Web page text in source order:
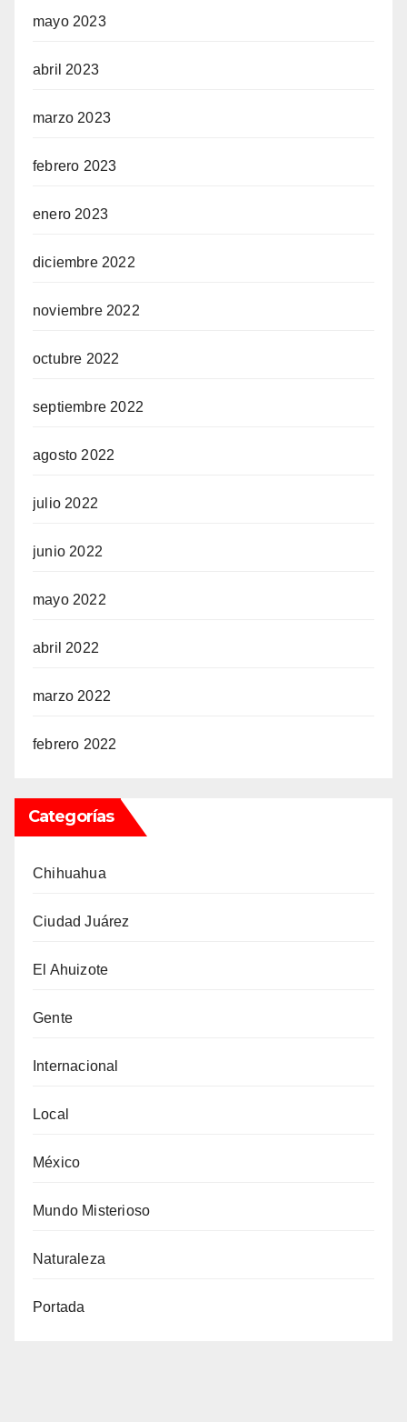
mayo 2023
abril 2023
marzo 2023
febrero 2023
enero 2023
diciembre 2022
noviembre 2022
octubre 2022
septiembre 2022
agosto 2022
julio 2022
junio 2022
mayo 2022
abril 2022
marzo 2022
febrero 2022
Categorías
Chihuahua
Ciudad Juárez
El Ahuizote
Gente
Internacional
Local
México
Mundo Misterioso
Naturaleza
Portada